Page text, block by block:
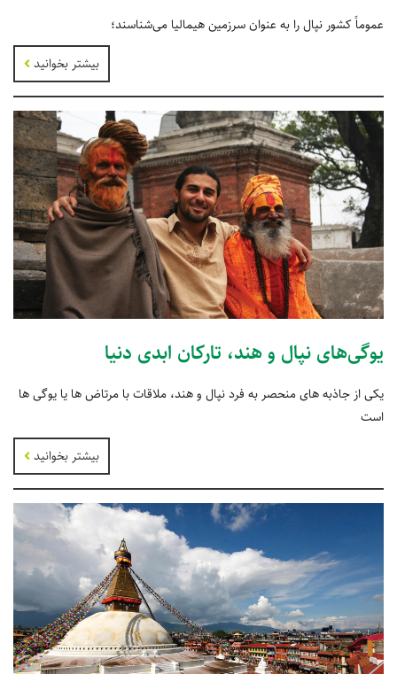
عموماً کشور نپال را به عنوان سرزمین هیمالیا می‌‏شناسند؛
بیشتر بخوانید
یوگی‌های نپال و هند، تارکان ابدی دنیا
یکی از جاذبه های منحصر به فرد نپال و هند، ملاقات با مرتاض ها یا یوگی ها
است
بیشتر بخوانید